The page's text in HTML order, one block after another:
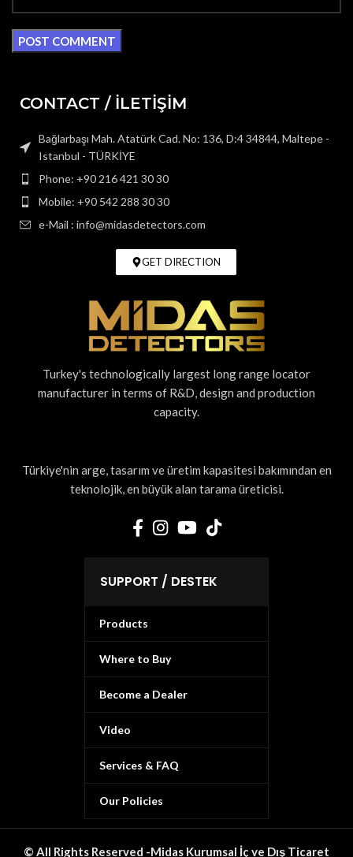
CONTACT / İLETİŞİM
Bağlarbaşı Mah. Atatürk Cad. No: 136, D:4 34844, Maltepe -
Istanbul - TÜRKİYE
Phone: +90 216 421 30 30
Mobile: +90 542 288 30 30
e-Mail : info@midasdetectors.com
GET DIRECTION
Turkey's technologically largest long range locator
manufacturer in terms of R&D, design and production
capacity.
Türkiye'nin arge, tasarım ve üretim kapasitesi bakımından en
teknolojik, en büyük alan tarama üreticisi.
SUPPORT / DESTEK
Products
Where to Buy
Become a Dealer
Video
Services & FAQ
Our Policies
© All Rights Reserved -Midas Kurumsal İç ve Dış Ticaret